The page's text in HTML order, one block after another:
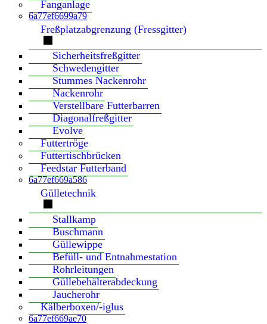
Fanganlage
6a77ef6699a79
Freßplatzabgrenzung (Fressgitter)
Sicherheitsfreßgitter
Schwedengitter
Stummes Nackenrohr
Nackenrohr
Verstellbare Futterbarren
Diagonalfreßgitter
Evolve
Futtertröge
Futtertischbrücken
Feedstar Futterband
6a77ef669a586
Gülletechnik
Stallkamp
Buschmann
Güllewippe
Befüll- und Entnahmestation
Rohrleitungen
Güllebehälterabdeckung
Jaucherohr
Kälberboxen/-iglus
6a77ef669ae70